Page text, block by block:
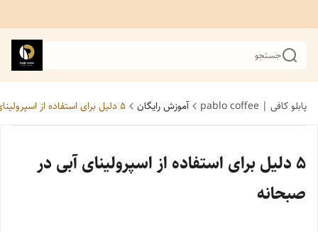
جستجو
پابلو کافی | pablo coffee آموزش رایگان ۵ دلیل برای استفاده از اسپرولینای آبی در صبحانه
۵ دلیل برای استفاده از اسپرولینای آبی در
صبحانه